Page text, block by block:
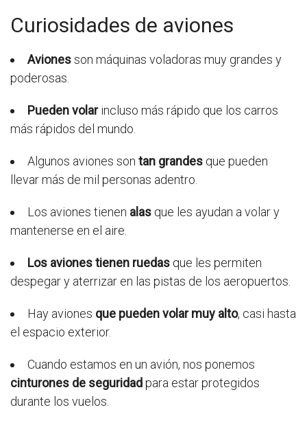
Curiosidades de aviones
Avionesson máquinas voladoras muy grandes y
poderosas.
Pueden volarincluso más rápido que los carros
más rápidos del mundo.
Algunos aviones son tan grandes que pueden
llevar más de mil personas adentro.
Los aviones tienen alas que les ayudan a volar y
mantenerse en el aire.
Los aviones tienen ruedas que les permiten
despegar y aterrizar en las pistas de los aeropuertos.
Hay aviones que pueden volar muy alto, casi hasta
el espacio exterior.
Cuando estamos en un avión, nos ponemos
cinturones de seguridadpara estar protegidos
durante los vuelos.